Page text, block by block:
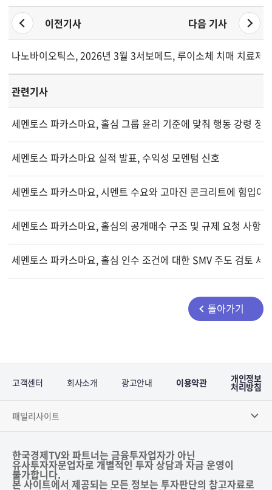
이전기사 다음 기사
나노바이오틱스, 2026년 3월 31일 기준 주식 자본 및 의결권 현
서보메드, 루이소체 치매 치료제
관련기사
세멘토스 파카스마요, 홀심 그룹 윤리 기준에 맞춰 행동 강령 정비
세멘토스 파카스마요 실적 발표, 수익성 모멘텀 신호
세멘토스 파카스마요, 시멘트 수요와 고마진 콘크리트에 힘입어
세멘토스 파카스마요, 홀심의 공개매수 구조 및 규제 요청 사항
세멘토스 파카스마요, 홀심 인수 조건에 대한 SMV 주도 검토 세
돌아가기
고객센터 회사소개 광고안내 이용약관 개인정보
처리방침
패밀리사이트
한국경제TV와 파트너는 금융투자업자가 아닌
유사투자자문업자로 개별적인 투자 상담과 자금 운영이
불가합니다.
본 사이트에서 제공되는 모든 정보는 투자판단의 참고자료로